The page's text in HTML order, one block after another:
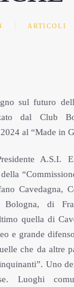
ARTICOLI
sul futuro
dal Club
al “Made in
A.S.I.
Cavedagna,
di
quella di
e grande
che da altre
Uno
Luoghi